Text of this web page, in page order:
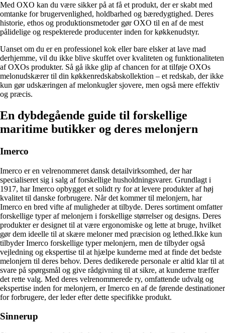
Med OXO kan du være sikker på at få et produkt, der er skabt med
omtanke for brugervenlighed, holdbarhed og bæredygtighed. Deres
historie, ethos og produktionsmetoder gør OXO til en af de mest
pålidelige og respekterede producenter inden for køkkenudstyr.
Uanset om du er en professionel kok eller bare elsker at lave mad
derhjemme, vil du ikke blive skuffet over kvaliteten og funktionaliteten
af OXOs produkter. Så gå ikke glip af chancen for at tilføje OXOs
melonudskærer til din køkkenredskabskollektion – et redskab, der ikke
kun gør udskæringen af melonkugler sjovere, men også mere effektiv
og præcis.
En dybdegående guide til forskellige
maritime butikker og deres melonjern
Imerco
Imerco er en velrenommeret dansk detailvirksomhed, der har
specialiseret sig i salg af forskellige husholdningsvarer. Grundlagt i
1917, har Imerco opbygget et solidt ry for at levere produkter af høj
kvalitet til danske forbrugere. Når det kommer til melonjern, har
Imerco en bred vifte af muligheder at tilbyde. Deres sortiment omfatter
forskellige typer af melonjern i forskellige størrelser og designs. Deres
produkter er designet til at være ergonomiske og lette at bruge, hvilket
gør dem ideelle til at skære meloner med præcision og lethed.Ikke kun
tilbyder Imerco forskellige typer melonjern, men de tilbyder også
vejledning og ekspertise til at hjælpe kunderne med at finde det bedste
melonjern til deres behov. Deres dedikerede personale er altid klar til at
svare på spørgsmål og give rådgivning til at sikre, at kunderne træffer
det rette valg. Med deres velrenommerede ry, omfattende udvalg og
ekspertise inden for melonjern, er Imerco en af de førende destinationer
for forbrugere, der leder efter dette specifikke produkt.
Sinnerup